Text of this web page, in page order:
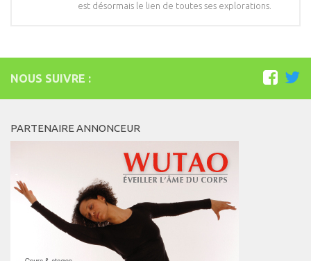
est désormais le lien de toutes ses explorations.
NOUS SUIVRE :
PARTENAIRE ANNONCEUR